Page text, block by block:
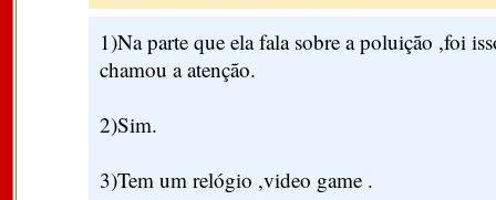
1)Na parte que ela fala sobre a poluição ,foi
chamou a atenção.
2)Sim.
3)Tem um relógio ,video game .